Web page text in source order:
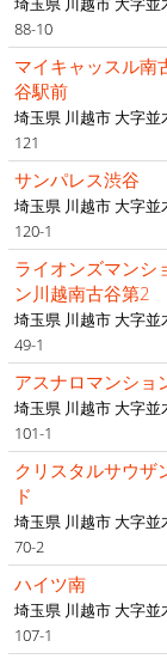
88-10
マイキャッスル南
谷駅前
埼玉県 川越市 大字並
121
サンパレス渋谷
埼玉県 川越市 大字並
120-1
ライオンズマンシ
ン川越南古谷第2
埼玉県 川越市 大字並
49-1
アスナロマンショ
埼玉県 川越市 大字並
101-1
クリスタルサウザ
ド
埼玉県 川越市 大字並
70-2
ハイツ南
埼玉県 川越市 大字並
107-1